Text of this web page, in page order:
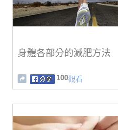
身體各部分的減肥方法
100觀看